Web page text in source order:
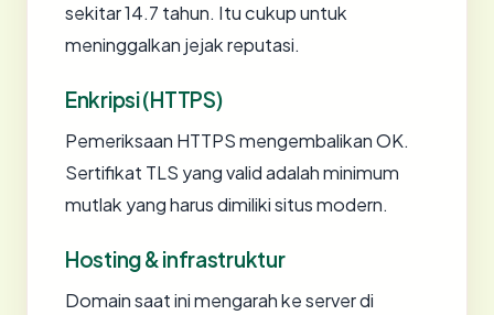
sekitar 14.7 tahun. Itu cukup untuk
meninggalkan jejak reputasi.
Enkripsi (HTTPS)
Pemeriksaan HTTPS mengembalikan OK.
Sertifikat TLS yang valid adalah minimum
mutlak yang harus dimiliki situs modern.
Hosting & infrastruktur
Domain saat ini mengarah ke server di